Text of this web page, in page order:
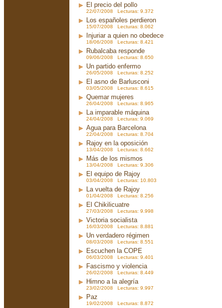
El precio del pollo
22/07/2008 Lecturas: 9.372
Los españoles perdieron
15/07/2008 Lecturas: 8.062
Injuriar a quien no obedece
18/06/2008 Lecturas: 8.421
Rubalcaba responde
09/06/2008 Lecturas: 8.650
Un partido enfermo
26/05/2008 Lecturas: 8.252
El asno de Barlusconi
03/05/2008 Lecturas: 8.615
Quemar mujeres
26/04/2008 Lecturas: 8.965
La imparable máquina
24/04/2008 Lecturas: 9.069
Agua para Barcelona
22/04/2008 Lecturas: 8.704
Rajoy en la oposición
13/04/2008 Lecturas: 8.662
Más de los mismos
13/04/2008 Lecturas: 9.306
El equipo de Rajoy
03/04/2008 Lecturas: 10.803
La vuelta de Rajoy
01/04/2008 Lecturas: 8.256
El Chikilicuatre
27/03/2008 Lecturas: 9.998
Victoria socialista
16/03/2008 Lecturas: 8.881
Un verdadero régimen
08/03/2008 Lecturas: 8.551
Escuchen la COPE
06/03/2008 Lecturas: 9.401
Fascismo y violencia
26/02/2008 Lecturas: 8.449
Himno a la alegría
23/02/2008 Lecturas: 9.997
Paz
19/02/2008 Lecturas: 8.872